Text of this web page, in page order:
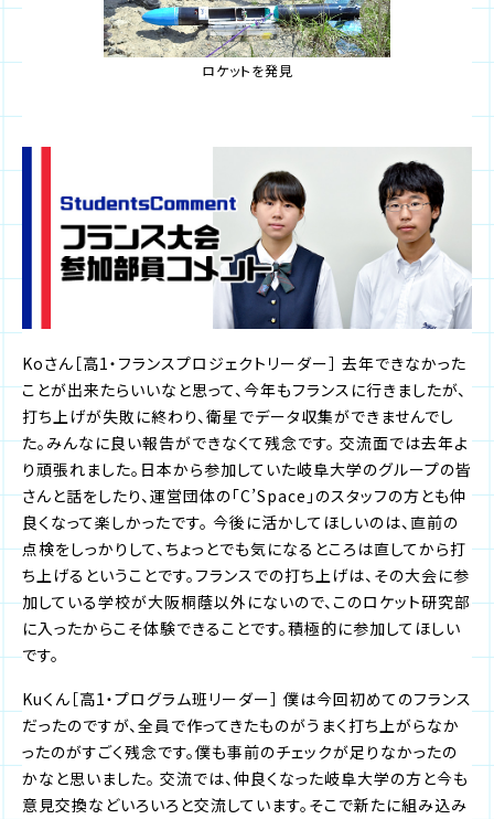
ロケットを発見
Koさん［高1・フランスプロジェクトリーダー］ 去年できなかった
ことが出来たらいいなと思って、今年もフランスに行きましたが、
打ち上げが失敗に終わり、衛星でデータ収集ができませんでし
た。みんなに良い報告ができなくて残念です。 交流面では去年よ
り頑張れました。日本から参加していた岐阜大学のグループの皆
さんと話をしたり、運営団体の「C’Space」のスタッフの方とも仲
良くなって楽しかったです。 今後に活かしてほしいのは、直前の
点検をしっかりして、ちょっとでも気になるところは直してから打
ち上げるということです。フランスでの打ち上げは、その大会に参
加している学校が大阪桐蔭以外にないので、このロケット研究部
に入ったからこそ体験できることです。積極的に参加してほしい
です。
Kuくん［高1・プログラム班リーダー］ 僕は今回初めてのフランス
だったのですが、全員で作ってきたものがうまく打ち上がらなか
ったのがすごく残念です。僕も事前のチェックが足りなかったの
かなと思いました。 交流では、仲良くなった岐阜大学の方と今も
意見交換などいろいろと交流しています。そこで新たに組み込み